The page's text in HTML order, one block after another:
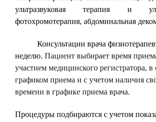
ультразвуковая терапия и
фотохромотерапия, абдоминальная
Консультации врача
неделю. Пациент выбирает время
участием медицинского регистратора, в
графиком приема и с учетом наличия
времени в графике приема врача.
Процедуры подбираются с учетом